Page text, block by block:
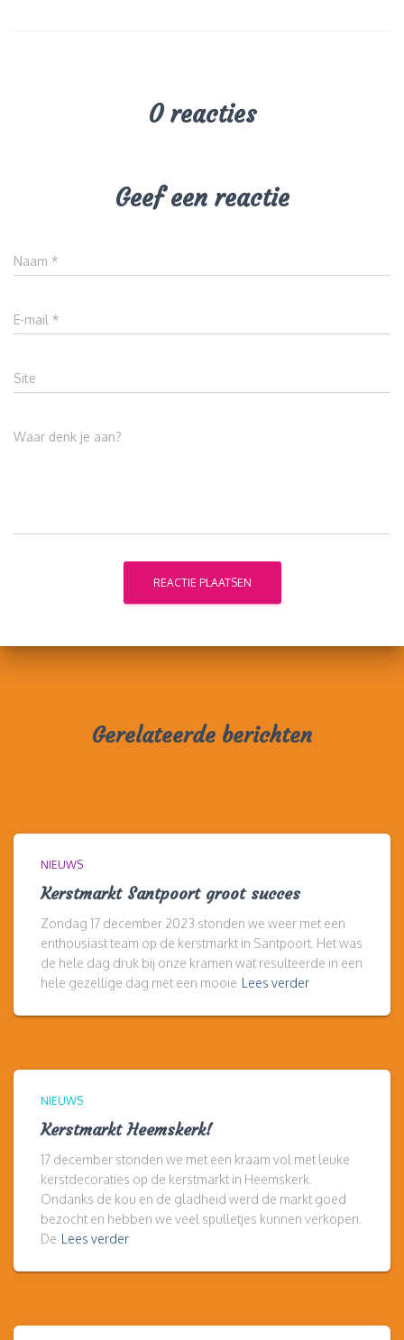
0 reacties
Geef een reactie
Naam *
E-mail *
Site
Waar denk je aan?
Gerelateerde berichten
NIEUWS
Kerstmarkt Santpoort groot succes
Zondag 17 december 2023 stonden we weer met een
enthousiast team op de kerstmarkt in Santpoort. Het was
de hele dag druk bij onze kramen wat resulteerde in een
hele gezellige dag met een mooie Lees verder
NIEUWS
Kerstmarkt Heemskerk!
17 december stonden we met een kraam vol met leuke
kerstdecoraties op de kerstmarkt in Heemskerk.
Ondanks de kou en de gladheid werd de markt goed
bezocht en hebben we veel spulletjes kunnen verkopen.
De Lees verder